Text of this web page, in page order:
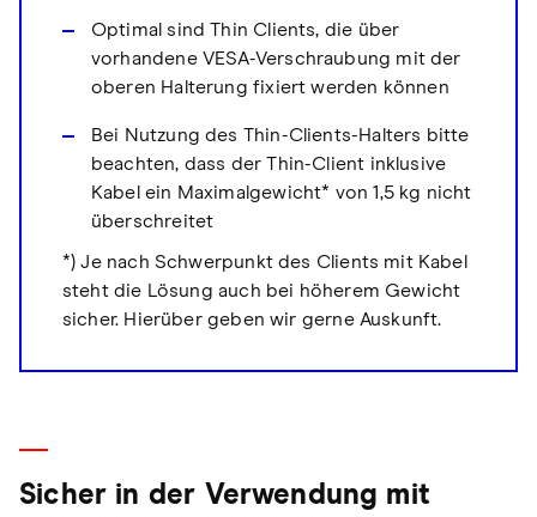
Optimal sind Thin Clients, die über
vorhandene VESA-Verschraubung mit der
oberen Halterung fixiert werden können
Bei Nutzung des Thin-Clients-Halters bitte
beachten, dass der Thin-Client inklusive
Kabel ein Maximalgewicht* von 1,5 kg nicht
überschreitet
*) Je nach Schwerpunkt des Clients mit Kabel
steht die Lösung auch bei höherem Gewicht
sicher. Hierüber geben wir gerne Auskunft.
Sicher in der Verwendung mit